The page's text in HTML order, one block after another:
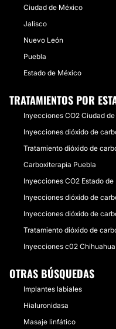
Ciudad de México
Jalisco
Nuevo León
Puebla
Estado de México
TRATAMIENTOS POR
Inyecciones CO2 Ciudad
Inyecciones dióxido de
Tratamiento dióxido de
Carboxiterapia Puebla
Inyecciones CO2 Estado
Inyecciones dióxido de
Inyecciones dióxido de
Tratamiento dióxido de
Inyecciones c02 Chihuahua
OTRAS BÚSQUEDAS
Implantes labiales
Hialuronidasa
Masaje linfático